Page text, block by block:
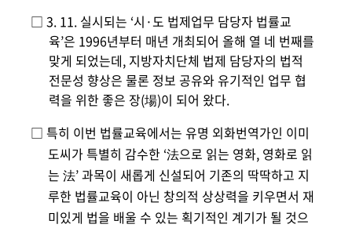
□ 3. 11. 실시되는 ‘시·도 법제업무 담당자 법률교
육’은 1996년부터 매년 개최되어 올해 열 네 번째를
맞게 되었는데, 지방자치단체 법제 담당자의 법적
전문성 향상은물론 정보 공유와 유기적인 업무 협
력을 위한 좋은 장(場)이 되어 왔다.
□ 특히 이번 법률교육에서는 유명 외화번역가인 이미
도씨가특별히 감수한 ‘法으로 읽는 영화, 영화로 읽
는 法’ 과목이 새롭게 신설되어 기존의 딱딱하고 지
루한 법률교육이 아닌 창의적 상상력을 키우면서 재
미있게 법을 배울 수 있는 획기적인 계기가 될 것으